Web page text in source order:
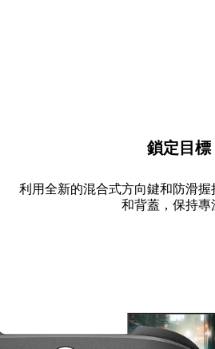
鎖定目標
利用全新的混合式方向鍵和防滑
和背蓋，保持專